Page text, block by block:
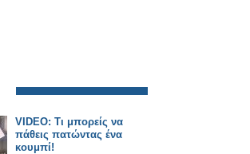
VIDEO: Τι μπορείς να
πάθεις πατώντας ένα
κουμπί!